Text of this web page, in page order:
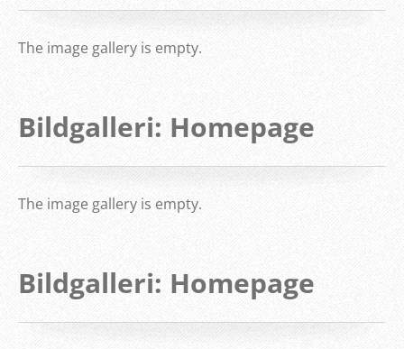
The image gallery is empty.
Bildgalleri: Homepage
The image gallery is empty.
Bildgalleri: Homepage